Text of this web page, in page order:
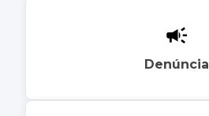
Denúncia